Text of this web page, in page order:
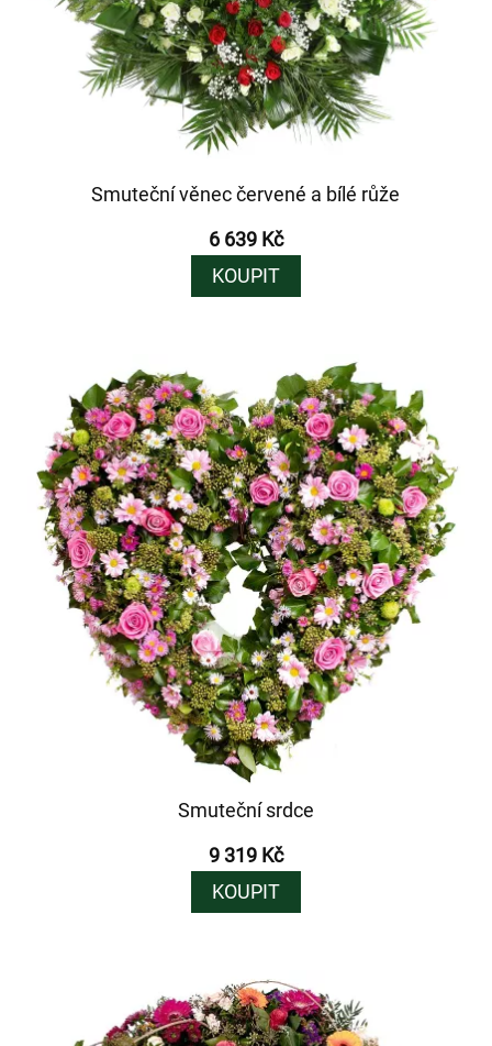
Smuteční věnec červené a bílé růže
6 639 Kč
KOUPIT
Smuteční srdce
9 319 Kč
KOUPIT